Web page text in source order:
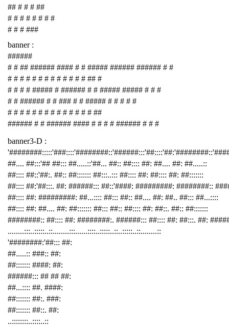
## # # # ##
# # # # # # # #
# # # ###
banner :
######
# # ## ###### #### # # ##### ###### ###### # #
# # # # # # # # # # # # # ## #
# # # # ##### # ###### # # ##### ##### # # #
# # ###### # # ### # # ##### # # # # #
# # # # # # # # # # # # # # ##
###### # # ###### #### # # # # ###### # # #
banner3-D :
##.... ##:::'## ##::: ##.....::'##... ##:: ##:::: ##: ##.... ##: ##.....::
##:::: ##::'##:. ##:: ##::::::: ##:::..::: ##:::: ##: ##:::: ##: ##:::::::
##:::: ##:'##:::. ##: ######::: ##::'####: #########: ########::
##:::: ##: #########: ##...:::: ##::: ##:: ##.... ##: ##.. ##::: ##...::::
##:::: ##: ##.... ##: ##::::::: ##::: ##:: ##:::: ##: ##::. ##:: ##:::::::
########:: ##:::: ##: ########:. ######::: ##:::: ##: ##:::. ##:
........:::..:::::..::........:::......::::..:::::..::..:::::..::........::
'########:'##::: ##:
##.....:: ###:: ##:
##::::::: ####: ##:
######::: ## ## ##:
##...:::: ##. ####:
##::::::: ##:. ###:
##::::::: ##::. ##:
..::::::::..::::..::